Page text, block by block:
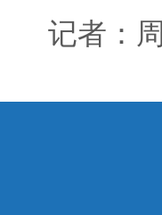
记者：